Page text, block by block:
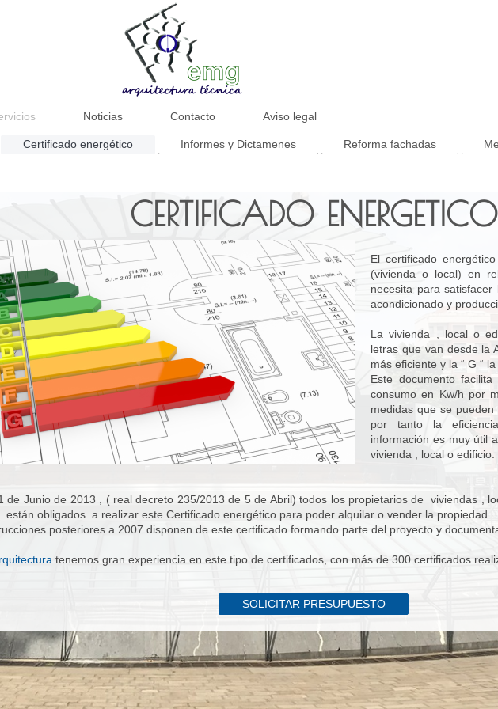
Noticias Contacto Aviso legal
Certificado energético Informes y Dictamenes Reforma fachadas
CERTIFICADO ENERGETICO
El certificado
(vivienda o local) en
necesita para
acondicionado y
La vivienda , local o
letras que van desde la
más eficiente y la “ G “
Este documento
consumo en Kw/h por
medidas que se
por tanto la
información es muy útil
vivienda , local o edificio.
de Junio de 2013 , ( real decreto 235/2013 de 5 de Abril) todos los propietarios de viviendas ,
están obligados a realizar este Certificado energético para poder alquilar o vender la propiedad.
posteriores a 2007 disponen de este certificado formando parte del proyecto y
tenemos gran experiencia en este tipo de certificados, con más de 300 certificados
SOLICITAR PRESUPUESTO